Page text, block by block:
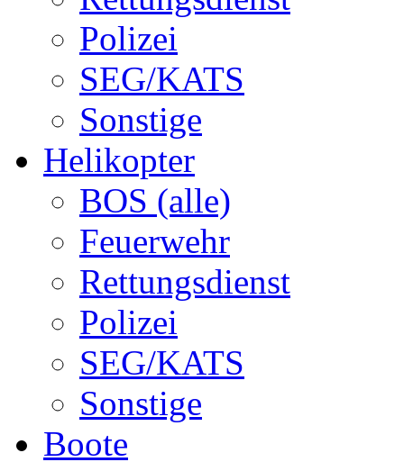
Polizei
SEG/KATS
Sonstige
Helikopter
BOS (alle)
Feuerwehr
Rettungsdienst
Polizei
SEG/KATS
Sonstige
Boote